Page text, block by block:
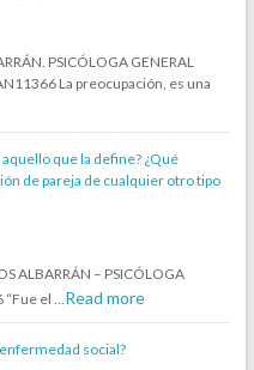
PSICÓLOGA GENERAL
La preocupación, es una
aquello que la define? ¿Qué
de pareja de cualquier otro tipo
ALBARRÁN – PSICÓLOGA
el … Read more
social?